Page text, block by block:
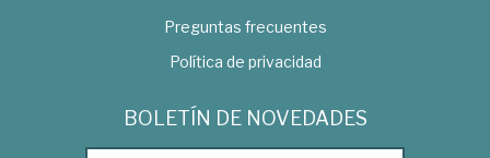
Preguntas frecuentes
Política de privacidad
BOLETÍN DE NOVEDADES